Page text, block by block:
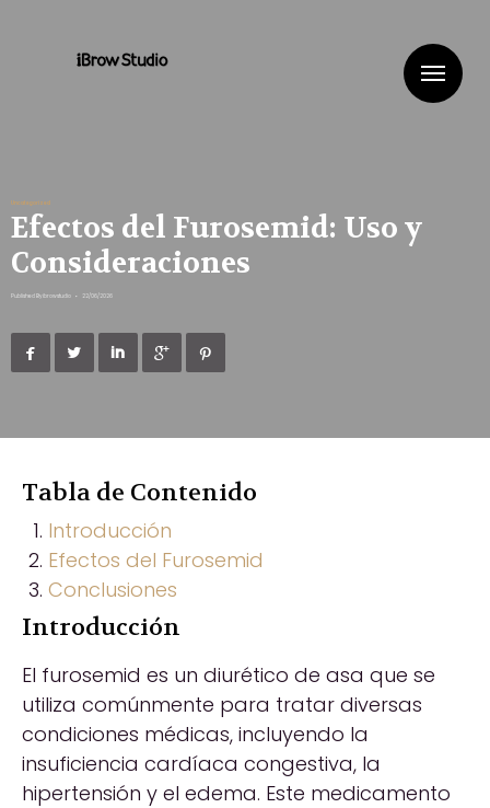
Uncategorized
Efectos del Furosemid: Uso y
Consideraciones
Published By ibrowstudio • 22/06/2026
    
Tabla de Contenido
Introducción
Efectos del Furosemid
Conclusiones
Introducción
El furosemid es un diurético de asa que se
utiliza comúnmente para tratar diversas
condiciones médicas, incluyendo la
insuficiencia cardíaca congestiva, la
hipertensión y el edema. Este medicamento